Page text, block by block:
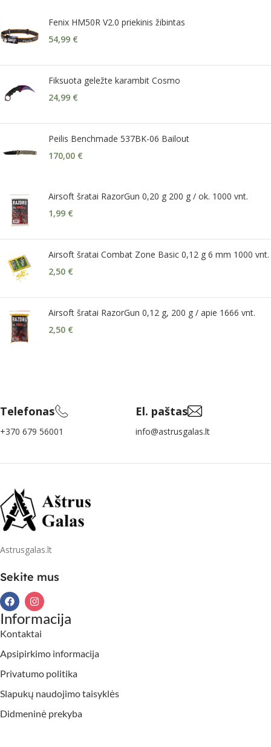
Fenix HM50R V2.0 priekinis žibintas
54,99 €
Fiksuota geležte karambit Cosmo
24,99 €
Peilis Benchmade 537BK-06 Bailout
170,00 €
Airsoft šratai RazorGun 0,20 g 200 g / ok. 1000 vnt.
1,99 €
Airsoft šratai Combat Zone Basic 0,12 g 6 mm 1000 vnt.
2,50 €
Airsoft šratai RazorGun 0,12 g, 200 g / apie 1666 vnt.
2,50 €
Telefonas
+370 679 56001
El. paštas
info@astrusgalas.lt
Astrusgalas.lt
Sekite mus
Informacija
Kontaktai
Apsipirkimo informacija
Privatumo politika
Slapukų naudojimo taisyklės
Didmeninė prekyba